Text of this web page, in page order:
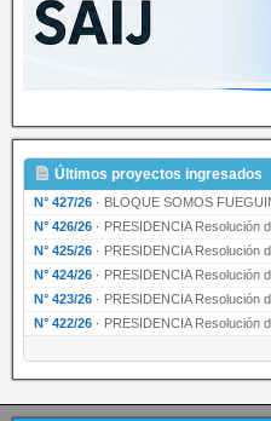
Últimos proyectos ingresados
N° 427/26 · BLOQUE SOMOS FUEGUINOS Proyecto
N° 426/26 · PRESIDENCIA Resolución de
N° 425/26 · PRESIDENCIA Resolución de
N° 424/26 · PRESIDENCIA Resolución de
N° 423/26 · PRESIDENCIA Resolución de
N° 422/26 · PRESIDENCIA Resolución de